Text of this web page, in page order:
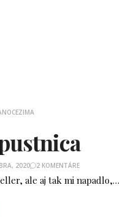
ZIMA
2020 2 KOMENTÁRE
ale aj tak mi napadlo,…